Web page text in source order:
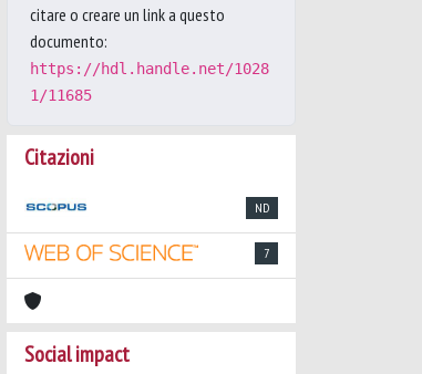
citare o creare un link a questo
documento:
https://hdl.handle.net/1028
1/11685
Citazioni
ND
7
Social impact